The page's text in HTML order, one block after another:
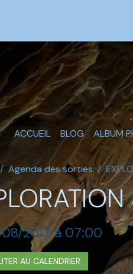
ACCUEIL BLOG ALBUM
Agenda des sorties
2017 à 07:00
AU CALENDRIER